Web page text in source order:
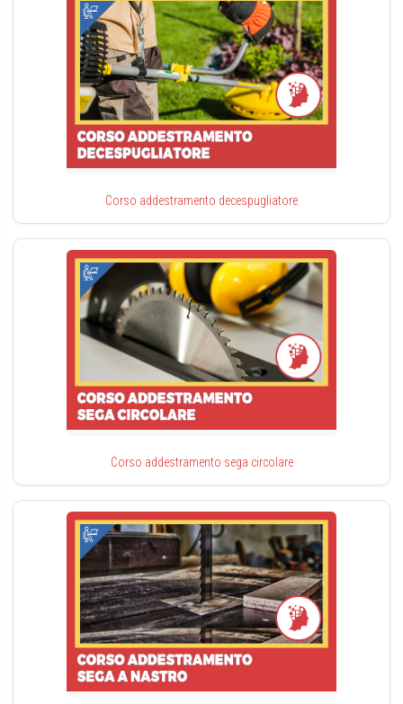
Corso addestramento decespugliatore
Corso addestramento sega circolare